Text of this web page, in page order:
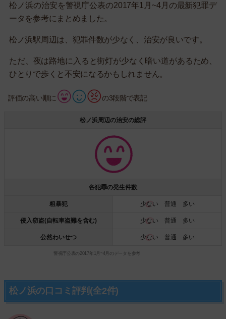
松ノ浜の治安を警視庁公表の2017年1月~4月の最新犯罪デ
ータを参考にまとめました。
松ノ浜駅周辺は、犯罪件数が少なく、治安が良いです。
ただ、夜は路地に入ると街灯が少なく暗い道があるため、
ひとりで歩くと不安になるかもしれません。
評価の高い順に の3段階で表記
松ノ浜周辺の治安の総評
各犯罪の発生件数
粗暴犯 少ない 普通 多い
侵入窃盗(自転車盗難を含む) 少ない 普通 多い
公然わいせつ 少ない 普通 多い
警視庁公表の2017年1月~4月のデータを参考
松ノ浜の口コミ評判(全2件)